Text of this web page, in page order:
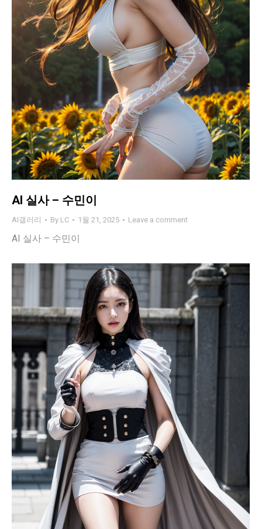
AI 실사 – 수민이
AI갤러리 By LC 1월 21, 2025 Leave a comment
AI 실사 – 수민이